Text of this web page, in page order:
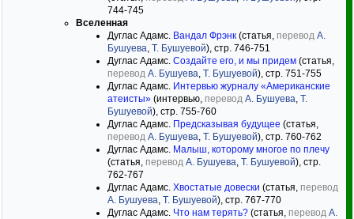
744-745
Вселенная
Дуглас Адамс. Вандал Фрэнк (статья, перевод А.
Бушуева, Т. Бушуевой), стр. 746-751
Дуглас Адамс. Создайте его, и мы придем (статья,
перевод А. Бушуева, Т. Бушуевой), стр. 751-755
Дуглас Адамс. Интервью журналу «Американские
атеисты» (интервью, перевод А. Бушуева, Т.
Бушуевой), стр. 755-760
Дуглас Адамс. Предсказывая будущее (статья,
перевод А. Бушуева, Т. Бушуевой), стр. 760-762
Дуглас Адамс. Малыш, которому многое по плечу
(статья, перевод А. Бушуева, Т. Бушуевой), стр.
762-767
Дуглас Адамс. Хвостатые довески (статья, перевод
А. Бушуева, Т. Бушуевой), стр. 767-770
Дуглас Адамс. Что нам терять? (статья, перевод А.